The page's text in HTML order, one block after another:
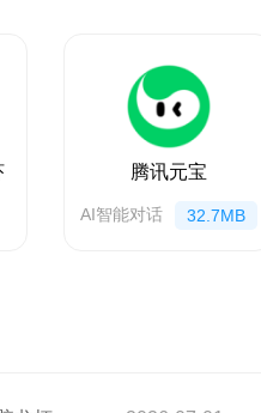
户端未运行、指令描述不
晰自然语言描述任务。
腾讯元宝
AI智能对话 32.7MB